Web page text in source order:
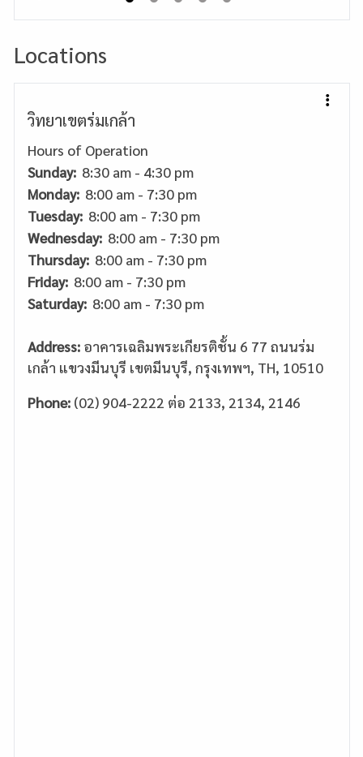
Locations
วิทยาเขตร่มเกล้า
Hours of Operation
Sunday: 8:30 am - 4:30 pm
Monday: 8:00 am - 7:30 pm
Tuesday: 8:00 am - 7:30 pm
Wednesday: 8:00 am - 7:30 pm
Thursday: 8:00 am - 7:30 pm
Friday: 8:00 am - 7:30 pm
Saturday: 8:00 am - 7:30 pm
Address: อาคารเฉลิมพระเกียรติชั้น 6 77 ถนนร่ม
เกล้า แขวงมีนบุรี เขตมีนบุรี, กรุงเทพฯ, TH, 10510
Phone: (02) 904-2222 ต่อ 2133, 2134, 2146